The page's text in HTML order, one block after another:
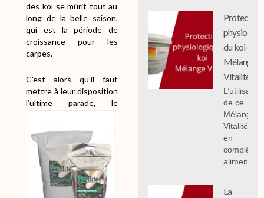
des koï se mûrit tout au
long de la belle saison,
qui est la période de
croissance pour les
carpes.
C’est alors qu’il faut
mettre à leur disposition
l’ultime parade, le
Protection
du koi -
Mélange
Vitalité
L’utilisation
de ce
Mélange
Vitalité 1
en
alimentaire
La